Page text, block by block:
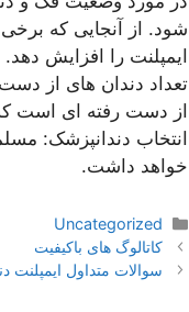
شود. از آنجایی که برخی
ایمپلنت را افزایش دهد.
تعداد دندان های از
از دست رفته ای است که
انتخاب دندانپزشک:
خواهد داشت.
دسته‌ها
Uncategorized
ناوبری
نوشته‌ها
کاتالوگ های باکیفیت
سوالات متداول ایمپلنت